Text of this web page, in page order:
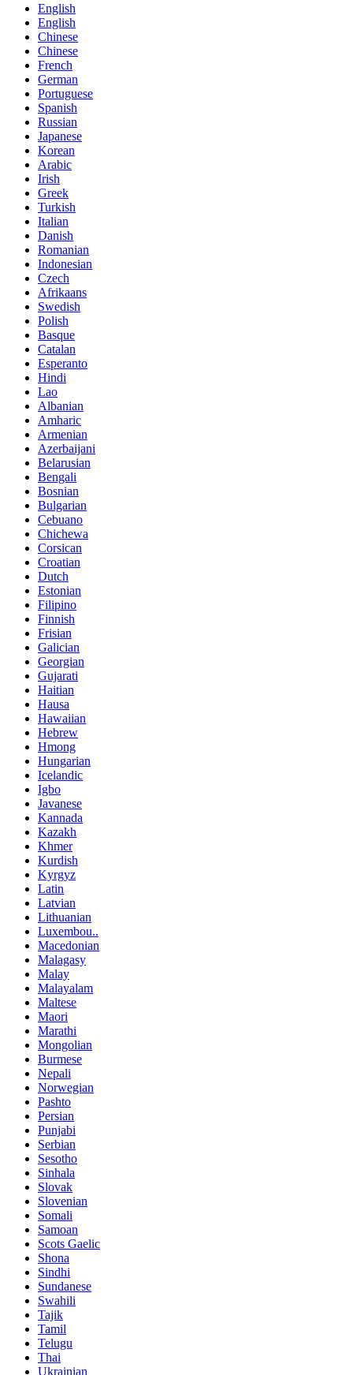
English
English
Chinese
Chinese
French
German
Portuguese
Spanish
Russian
Japanese
Korean
Arabic
Irish
Greek
Turkish
Italian
Danish
Romanian
Indonesian
Czech
Afrikaans
Swedish
Polish
Basque
Catalan
Esperanto
Hindi
Lao
Albanian
Amharic
Armenian
Azerbaijani
Belarusian
Bengali
Bosnian
Bulgarian
Cebuano
Chichewa
Corsican
Croatian
Dutch
Estonian
Filipino
Finnish
Frisian
Galician
Georgian
Gujarati
Haitian
Hausa
Hawaiian
Hebrew
Hmong
Hungarian
Icelandic
Igbo
Javanese
Kannada
Kazakh
Khmer
Kurdish
Kyrgyz
Latin
Latvian
Lithuanian
Luxembou..
Macedonian
Malagasy
Malay
Malayalam
Maltese
Maori
Marathi
Mongolian
Burmese
Nepali
Norwegian
Pashto
Persian
Punjabi
Serbian
Sesotho
Sinhala
Slovak
Slovenian
Somali
Samoan
Scots Gaelic
Shona
Sindhi
Sundanese
Swahili
Tajik
Tamil
Telugu
Thai
Ukrainian